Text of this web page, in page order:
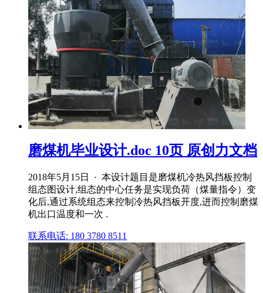
磨煤机毕业设计.doc 10页 原创力文档
2018年5月15日 · 本设计题目是磨煤机冷热风挡板控制
组态图设计,组态的中心任务是实现负荷（煤量指令）变
化后,通过系统组态来控制冷热风挡板开度,进而控制磨煤
机出口温度和一次 .
联系电话: 180 3780 8511